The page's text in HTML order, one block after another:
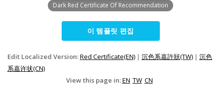
Dark Red Certificate Of Recommendation
이 템플릿 편집
Edit Localized Version:Red Certificate(EN) | 沉色系嘉許狀(TW) | 沉色
系嘉许状(CN)
View this page in:EN TW CN